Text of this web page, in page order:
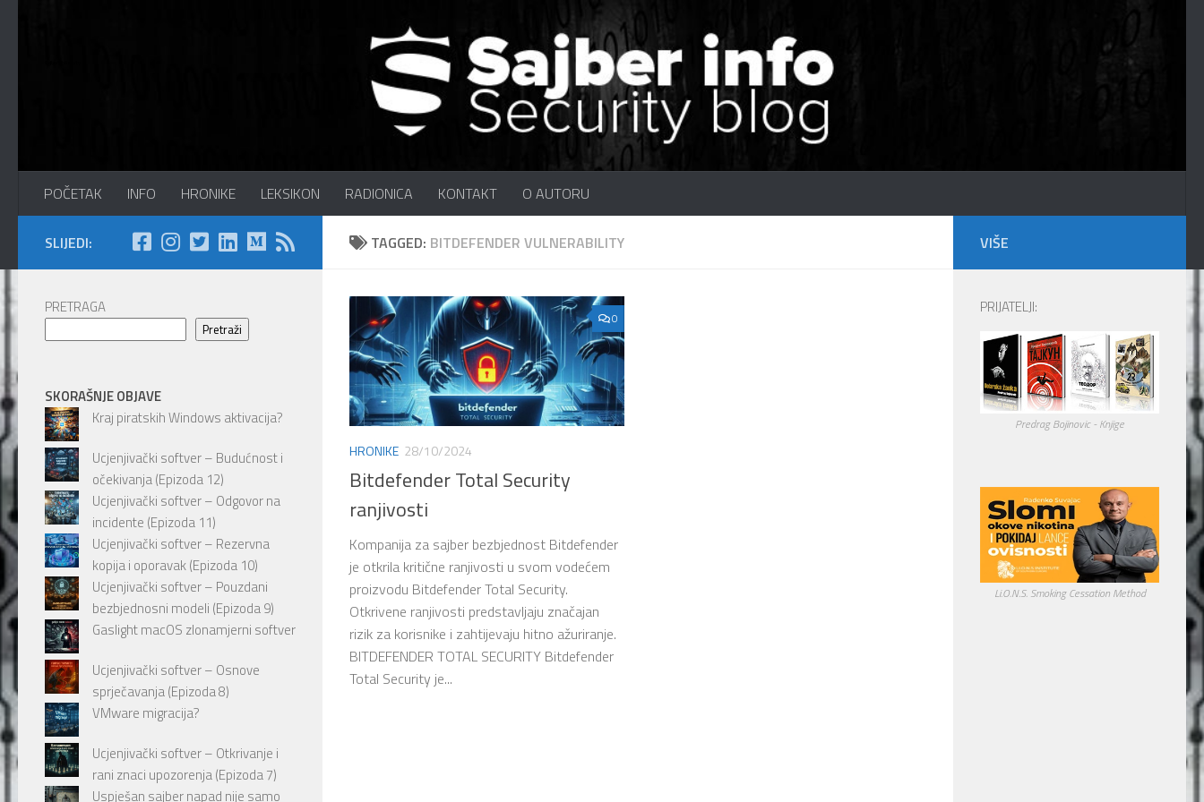
POČETAK INFO HRONIKE LEKSIKON RADIONICA KONTAKT O AUTORU
TAGGED: BITDEFENDER VULNERABILITY
0
HRONIKE 28/10/2024
Bitdefender Total Security
ranjivosti
Kompanija za sajber bezbjednost Bitdefender
je otkrila kritične ranjivosti u svom vodećem
proizvodu Bitdefender Total Security.
Otkrivene ranjivosti predstavljaju značajan
rizik za korisnike i zahtijevaju hitno ažuriranje.
BITDEFENDER TOTAL SECURITY Bitdefender
Total Security je...
SLIJEDI:
PRETRAGA
Pretraži
SKORAŠNJE OBJAVE
Kraj piratskih Windows aktivacija?
Ucjenjivački softver – Budućnost i
očekivanja (Epizoda 12)
Ucjenjivački softver – Odgovor na
incidente (Epizoda 11)
Ucjenjivački softver – Rezervna
kopija i oporavak (Epizoda 10)
Ucjenjivački softver – Pouzdani
bezbjednosni modeli (Epizoda 9)
Gaslight macOS zlonamjerni softver
Ucjenjivački softver – Osnove
sprječavanja (Epizoda 8)
VMware migracija?
Ucjenjivački softver – Otkrivanje i
rani znaci upozorenja (Epizoda 7)
Uspješan sajber napad nije samo
VIŠE
PRIJATELJI:
Predrag Bojinovic - Knjige
Li.O.N.S. Smoking Cessation Method